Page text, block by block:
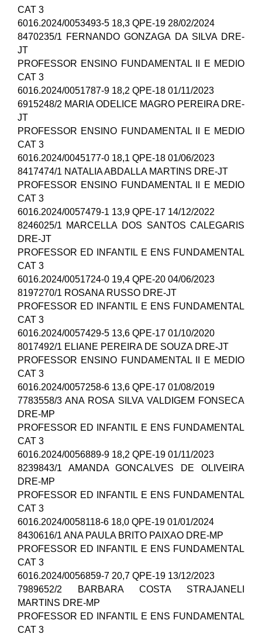
CAT 3
6016.2024/0053493-5 18,3 QPE-19 28/02/2024
8470235/1 FERNANDO GONZAGA DA SILVA DRE-
JT
PROFESSOR ENSINO FUNDAMENTAL II E MEDIO
CAT 3
6016.2024/0051787-9 18,2 QPE-18 01/11/2023
6915248/2 MARIA ODELICE MAGRO PEREIRA DRE-
JT
PROFESSOR ENSINO FUNDAMENTAL II E MEDIO
CAT 3
6016.2024/0045177-0 18,1 QPE-18 01/06/2023
8417474/1 NATALIA ABDALLA MARTINS DRE-JT
PROFESSOR ENSINO FUNDAMENTAL II E MEDIO
CAT 3
6016.2024/0057479-1 13,9 QPE-17 14/12/2022
8246025/1 MARCELLA DOS SANTOS CALEGARIS
DRE-JT
PROFESSOR ED INFANTIL E ENS FUNDAMENTAL
CAT 3
6016.2024/0051724-0 19,4 QPE-20 04/06/2023
8197270/1 ROSANA RUSSO DRE-JT
PROFESSOR ED INFANTIL E ENS FUNDAMENTAL
CAT 3
6016.2024/0057429-5 13,6 QPE-17 01/10/2020
8017492/1 ELIANE PEREIRA DE SOUZA DRE-JT
PROFESSOR ENSINO FUNDAMENTAL II E MEDIO
CAT 3
6016.2024/0057258-6 13,6 QPE-17 01/08/2019
7783558/3 ANA ROSA SILVA VALDIGEM FONSECA
DRE-MP
PROFESSOR ED INFANTIL E ENS FUNDAMENTAL
CAT 3
6016.2024/0056889-9 18,2 QPE-19 01/11/2023
8239843/1 AMANDA GONCALVES DE OLIVEIRA
DRE-MP
PROFESSOR ED INFANTIL E ENS FUNDAMENTAL
CAT 3
6016.2024/0058118-6 18,0 QPE-19 01/01/2024
8430616/1 ANA PAULA BRITO PAIXAO DRE-MP
PROFESSOR ED INFANTIL E ENS FUNDAMENTAL
CAT 3
6016.2024/0056859-7 20,7 QPE-19 13/12/2023
7989652/2 BARBARA COSTA STRAJANELI
MARTINS DRE-MP
PROFESSOR ED INFANTIL E ENS FUNDAMENTAL
CAT 3